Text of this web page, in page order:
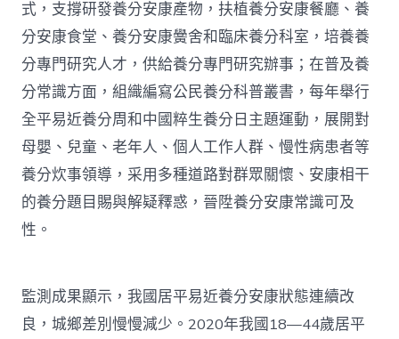
式，支撐研發養分安康產物，扶植養分安康餐廳、養
分安康食堂、養分安康黌舍和臨床養分科室，培養養
分專門研究人才，供給養分專門研究辦事；在普及養
分常識方面，組織編寫公民養分科普叢書，每年舉行
全平易近養分周和中國粹生養分日主題運動，展開對
母嬰、兒童、老年人、個人工作人群、慢性病患者等
養分炊事領導，采用多種道路對群眾關懷、安康相干
的養分題目賜與解疑釋惑，晉陞養分安康常識可及
性。
監測成果顯示，我國居平易近養分安康狀態連續改
良，城鄉差別慢慢減少。2020年我國18—44歲居平